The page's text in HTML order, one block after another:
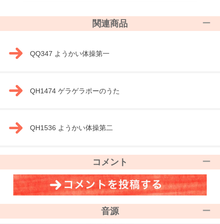
関連商品
QQ347 ようかい体操第一
QH1474 ゲラゲラポーのうた
QH1536 ようかい体操第二
コメント
音源